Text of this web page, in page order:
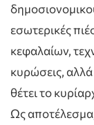
εσωτερικές
κεφαλαίων,
κυρώσεις, αλλά
θέτει το
Ως